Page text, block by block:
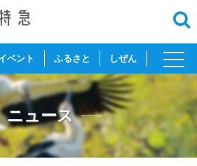
ベント ふるさと しぜん
toggle
ニュース